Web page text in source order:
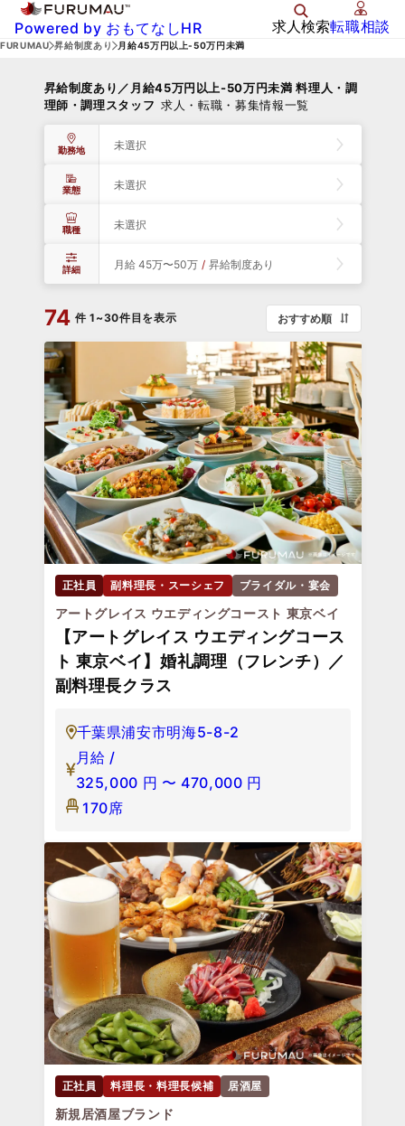
Powered by おもてなしHR 求人検索転職相談
FURUMAU 昇給制度あり 月給45万円以上-50万円未満
昇給制度あり／月給45万円以上-50万円未満 料理人・調
理師・調理スタッフ 求人・転職・募集情報一覧
勤務地 未選択
業態 未選択
職種 未選択
詳細 月給 45万〜50万 / 昇給制度あり
74 件 1~30件目を表示 おすすめ順
正社員 副料理長・スーシェフ ブライダル・宴会
アートグレイス ウエディングコースト 東京ベイ
【アートグレイス ウエディングコース
ト 東京ベイ】婚礼調理（フレンチ）／
副料理長クラス
千葉県浦安市明海5-8-2
月給 /
325,000 円 〜 470,000 円
170席
正社員 料理長・料理長候補 居酒屋
新規居酒屋ブランド